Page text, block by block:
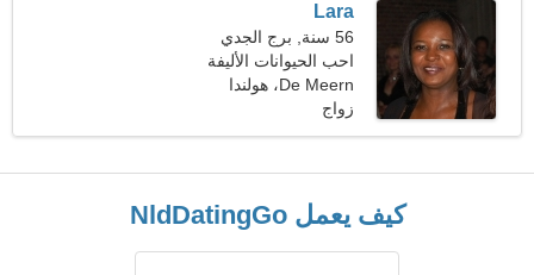
Lara
56 سنة, برج الجدي
احب الحيوانات الأليفة
والغوص
De Meern، هولندا
زواج
كيف يعمل NldDatingGo